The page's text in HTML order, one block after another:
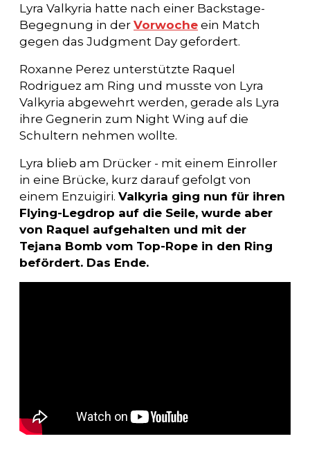
Lyra Valkyria hatte nach einer Backstage-
Begegnung in der Vorwoche ein Match
gegen das Judgment Day gefordert.
Roxanne Perez unterstützte Raquel
Rodriguez am Ring und musste von Lyra
Valkyria abgewehrt werden, gerade als Lyra
ihre Gegnerin zum Night Wing auf die
Schultern nehmen wollte.
Lyra blieb am Drücker - mit einem Einroller
in eine Brücke, kurz darauf gefolgt von
einem Enzuigiri. Valkyria ging nun für ihren
Flying-Legdrop auf die Seile, wurde aber
von Raquel aufgehalten und mit der
Tejana Bomb vom Top-Rope in den Ring
befördert. Das Ende.